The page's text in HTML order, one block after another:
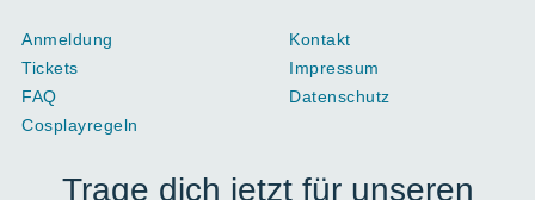
Anmeldung
Tickets
FAQ
Cosplayregeln
Kontakt
Impressum
Datenschutz
Trage dich jetzt für unseren